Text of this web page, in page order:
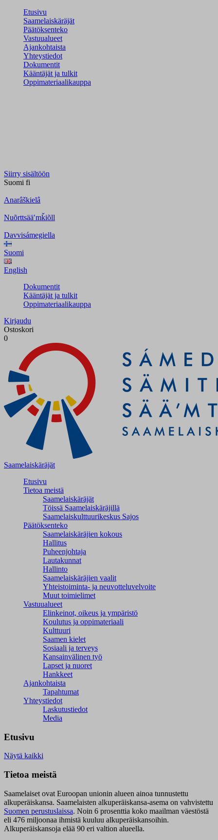
Etusivu
Saamelaiskäräjät
Päätöksenteko
Vastuualueet
Ajankohtaista
Yhteystiedot
Dokumentit
Kääntäjät ja tulkit
Oppimateriaalikauppa
Siirry sisältöön
Suomi fi
Anarâškielâ
Nuõrttsääʹmǩiõll
Davvisámegiella
Suomi
English
Dokumentit
Kääntäjät ja tulkit
Oppimateriaalikauppa
Kirjaudu
Ostoskori
0
Saamelaiskäräjät
Etusivu
Tietoa meistä
Saamelaiskäräjät
Töissä Saamelaiskäräjillä
Saamelaiskulttuuri­keskus Sajos
Päätöksenteko
Saamelaiskäräjien kokous
Hallitus
Puheenjohtaja
Lautakunnat
Hallinto
Saamelaiskäräjien vaalit
Yhteistoiminta- ja neuvotteluvelvoite
Muut toimielimet
Vastuualueet
Elinkeinot, oikeus ja ympäristö
Koulutus ja oppimateriaali
Kulttuuri
Saamen kielet
Sosiaali ja terveys
Kansainvälinen työ
Lapset ja nuoret
Hankkeet
Ajankohtaista
Tapahtumat
Yhteystiedot
Laskutustiedot
Media
Etusivu
Näytä kaikki
Tietoa meistä
Saamelaiset ovat Euroopan unionin alueen ainoa tunnustettu
alkuperäiskansa. Saamelaisten alkuperäiskansa-asema on vahvistettu
Suomen perustuslaissa. Noin 6 prosenttia koko maailman väestöstä
eli 476 miljoonaa ihmistä kuuluu alkuperäiskansoihin.
Alkuperäiskansoja elää 90 eri valtion alueella.